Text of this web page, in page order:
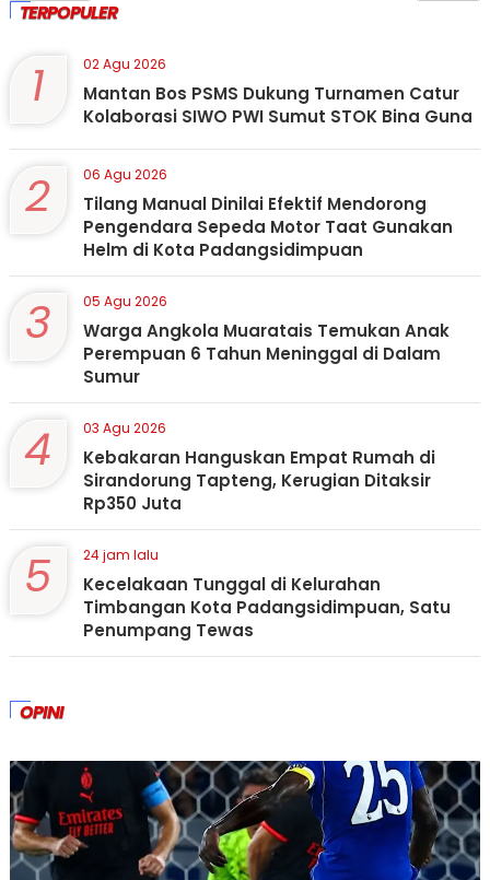
TERPOPULER
1 02 Agu 2026
Mantan Bos PSMS Dukung Turnamen Catur
Kolaborasi SIWO PWI Sumut STOK Bina Guna
2 06 Agu 2026
Tilang Manual Dinilai Efektif Mendorong
Pengendara Sepeda Motor Taat Gunakan
Helm di Kota Padangsidimpuan
3 05 Agu 2026
Warga Angkola Muaratais Temukan Anak
Perempuan 6 Tahun Meninggal di Dalam
Sumur
4 03 Agu 2026
Kebakaran Hanguskan Empat Rumah di
Sirandorung Tapteng, Kerugian Ditaksir
Rp350 Juta
5 24 jam lalu
Kecelakaan Tunggal di Kelurahan
Timbangan Kota Padangsidimpuan, Satu
Penumpang Tewas
OPINI